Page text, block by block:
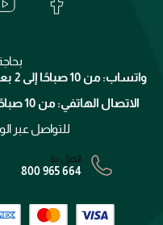
الإرجاع
برنامج الولاء ميوز
الشروط و الأحكام
سياسة الخصوصية
واتساب: من 10 صباحًا إلى 2 بعد منتصف الليل (من الإثنين إلى الأحد)
الاتصال الهاتفي: من 10 صباحًا إلى 11 مساءً (من الإثنين إلى الأحد)
للتواصل عبر
اتصل بنا:
800 965 664